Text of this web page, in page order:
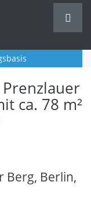
ca. 78 m²
Berg, Berlin,